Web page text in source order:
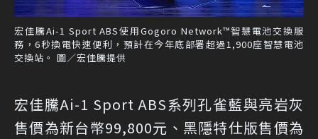
宏佳騰Ai-1 Sport ABS使用Gogoro Network™智慧電池交換服
務，6秒換電快速便利，預計在今年底部署超過1,900座智慧電池
交換站。 圖／宏佳騰提供
宏佳騰Ai-1 Sport ABS系列孔雀藍與亮岩灰
售價為新台幣99,800元、黑隱特仕版售價為